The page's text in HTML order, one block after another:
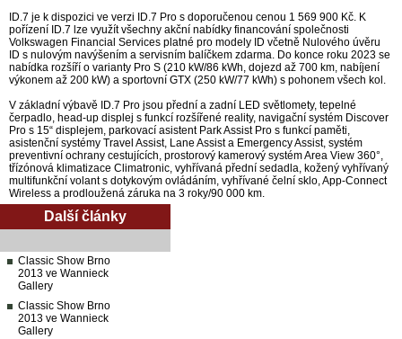
ID.7 je k dispozici ve verzi ID.7 Pro s doporučenou cenou 1 569 900 Kč. K
pořízení ID.7 lze využít všechny akční nabídky financování společnosti
Volkswagen Financial Services platné pro modely ID včetně Nulového úvěru
ID s nulovým navýšením a servisním balíčkem zdarma. Do konce roku 2023 se
nabídka rozšíří o varianty Pro S (210 kW/86 kWh, dojezd až 700 km, nabíjení
výkonem až 200 kW) a sportovní GTX (250 kW/77 kWh) s pohonem všech kol.
V základní výbavě ID.7 Pro jsou přední a zadní LED světlomety, tepelné
čerpadlo, head-up displej s funkcí rozšířené reality, navigační systém Discover
Pro s 15“ displejem, parkovací asistent Park Assist Pro s funkcí paměti,
asistenční systémy Travel Assist, Lane Assist a Emergency Assist, systém
preventivní ochrany cestujících, prostorový kamerový systém Area View 360°,
třízónová klimatizace Climatronic, vyhřívaná přední sedadla, kožený vyhřívaný
multifunkční volant s dotykovým ovládáním, vyhřívané čelní sklo, App-Connect
Wireless a prodloužená záruka na 3 roky/90 000 km.
Další články
Classic Show Brno
2013 ve Wannieck
Gallery
Classic Show Brno
2013 ve Wannieck
Gallery